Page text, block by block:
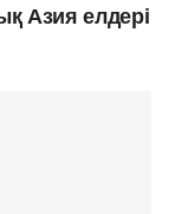
Азия елдері